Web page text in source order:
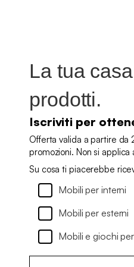
La tua
prodotti.
Iscriviti per
Offerta valida a partire
promozioni. Non si
Su cosa ti piacerebbe
Mobili per interni
Mobili per esterni
Mobili e giochi